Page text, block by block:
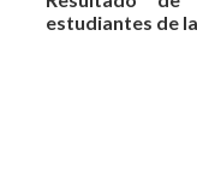
estudiantes de